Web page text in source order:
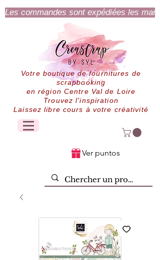
Les commandes sont expédiées les
Votre boutique de fournitures de
scrapbooking
en région Centre Val de Loire
Trouvez l'inspiration
Laissez libre cours à votre créativité
Ver puntos